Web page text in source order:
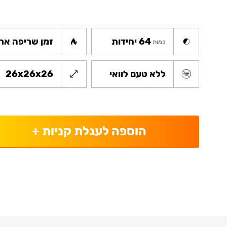
כמות 64 יחידות זמן שריפה
ללא טעם לוואי 26x26x26
הוספה לעגלת קניות +